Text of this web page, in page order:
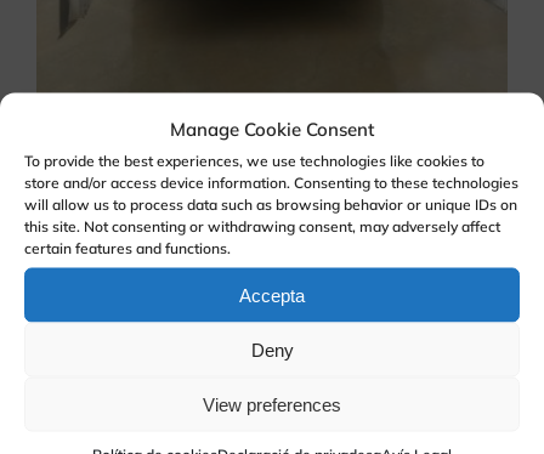
Manage Cookie Consent
To provide the best experiences, we use technologies like cookies to
store and/or access device information. Consenting to these technologies
will allow us to process data such as browsing behavior or unique IDs on
this site. Not consenting or withdrawing consent, may adversely affect
certain features and functions.
Accepta
Deny
View preferences
febrer 12th, 2026 | Venta de furgonetas